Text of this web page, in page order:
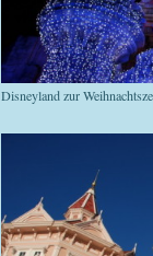
Disneyland zur